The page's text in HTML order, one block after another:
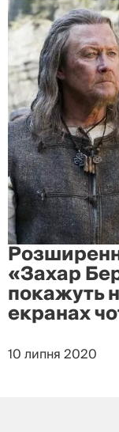
«Захар
покажуть
екранах
10 липня 2020